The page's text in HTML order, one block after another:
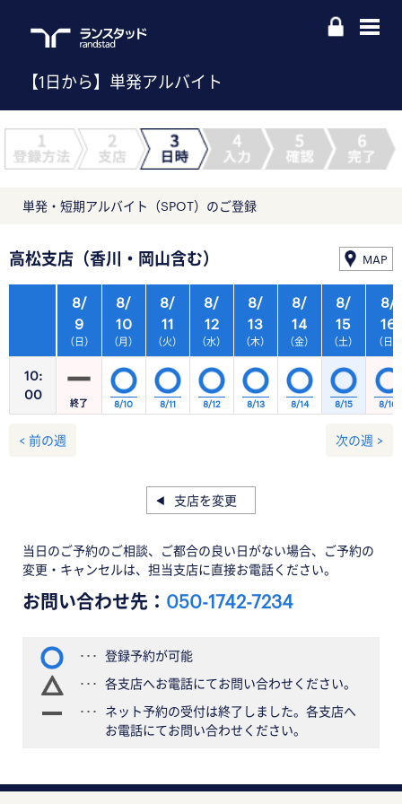
【1日から】単発アルバイト
単発・短期アルバイト（SPOT）のご登録
高松支店（香川・岡山含む） MAP
10:
00
8/
9
（日）
8/
10
（月）
8/
11
（火）
8/
12
（水）
8/
13
（木）
8/
14
（金）
8/
15
（土）
終了 8/10 8/11 8/12 8/13 8/14 8/15
8/
16
（日）
8/16
< 前の週 次の週 >
支店を変更
当日のご予約のご相談、ご都合の良い日がない場合、ご予約の
変更・キャンセルは、担当支店に直接お電話ください。
お問い合わせ先： 050-1742-7234
登録予約が可能
各支店へお電話にてお問い合わせください。
ネット予約の受付は終了しました。各支店へ
お電話にてお問い合わせください。